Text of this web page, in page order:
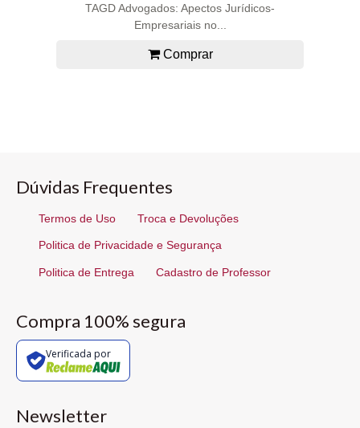
TAGD Advogados: Apectos Jurídicos-
Empresariais no...
Comprar
Dúvidas Frequentes
Termos de Uso Troca e Devoluções
Politica de Privacidade e Segurança
Politica de Entrega Cadastro de Professor
Compra 100% segura
Verificada por
Newsletter